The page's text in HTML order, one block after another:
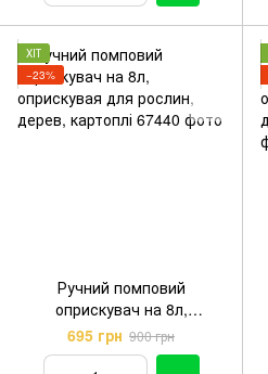
ХІТ
−23%
Ручний помповий
оприскувач на 8л,
оприскувая для рослин,
дерев, картоплі
695 грн 900 грн